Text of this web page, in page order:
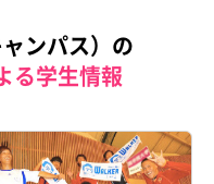
ンパス）の
る学生情報